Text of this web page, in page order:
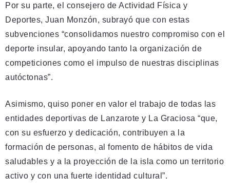
Por su parte, el consejero de Actividad Física y
Deportes, Juan Monzón, subrayó que con estas
subvenciones “consolidamos nuestro compromiso con el
deporte insular, apoyando tanto la organización de
competiciones como el impulso de nuestras disciplinas
autóctonas”.
Asimismo, quiso poner en valor el trabajo de todas las
entidades deportivas de Lanzarote y La Graciosa “que,
con su esfuerzo y dedicación, contribuyen a la
formación de personas, al fomento de hábitos de vida
saludables y a la proyección de la isla como un territorio
activo y con una fuerte identidad cultural”.